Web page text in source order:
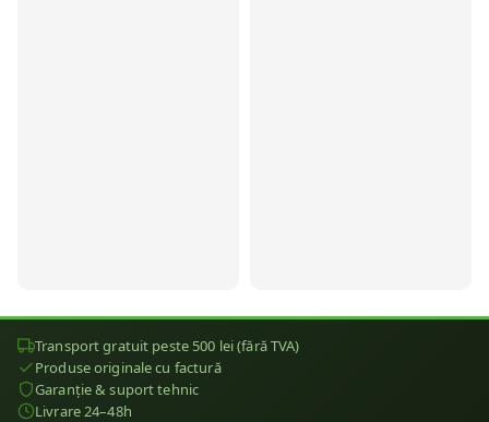
Transport gratuit peste 500 lei (fără TVA)
Produse originale cu factură
Garanție & suport tehnic
Livrare 24–48h